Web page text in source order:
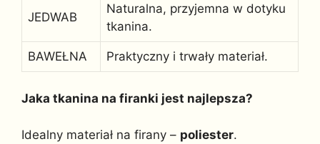
JEDWAB
Naturalna, przyjemna w dotyku
tkanina.
BAWEŁNA Praktyczny i trwały materiał.
Jaka tkanina na firanki jest najlepsza?
Idealny materiał na firany – poliester.